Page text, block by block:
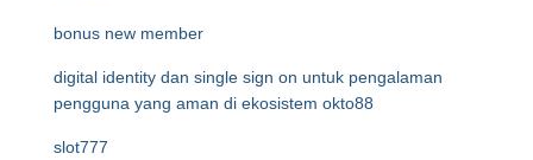
bonus new member
digital identity dan single sign on untuk pengalaman
pengguna yang aman di ekosistem okto88
slot777